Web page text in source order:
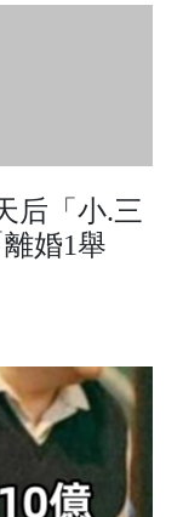
后「小.三
婚1舉